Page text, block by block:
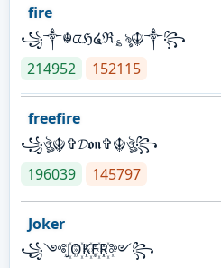
fire
꧁༒☬ᤂℌ໔ℜ؏ৡ☬༒꧂
214952
152115
freefire
꧁ঔৣ☬✞𝓓𝖔𝖓✞☬ঔৣ꧂
196039
145797
Joker
꧁༺J꙰O꙰K꙰E꙰R꙰༻꧂